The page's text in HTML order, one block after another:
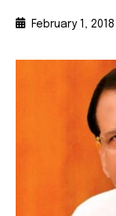
February 1, 2018